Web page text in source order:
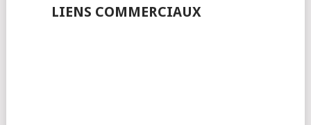
LIENS COMMERCIAUX